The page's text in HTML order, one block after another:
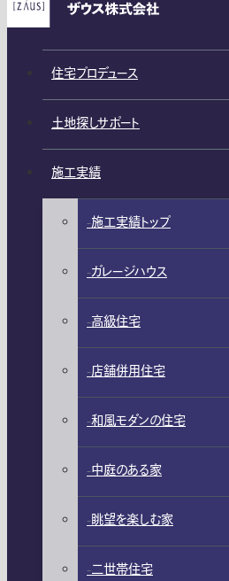
住宅プロデュース
土地探しサポート
施工実績
施工実績トップ
ガレージハウス
高級住宅
店舗併用住宅
和風モダンの住宅
中庭のある家
眺望を楽しむ家
二世帯住宅